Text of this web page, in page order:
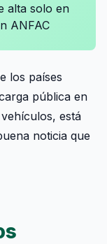
alta solo en
ANFAC
los países
pública en
está
noticia que